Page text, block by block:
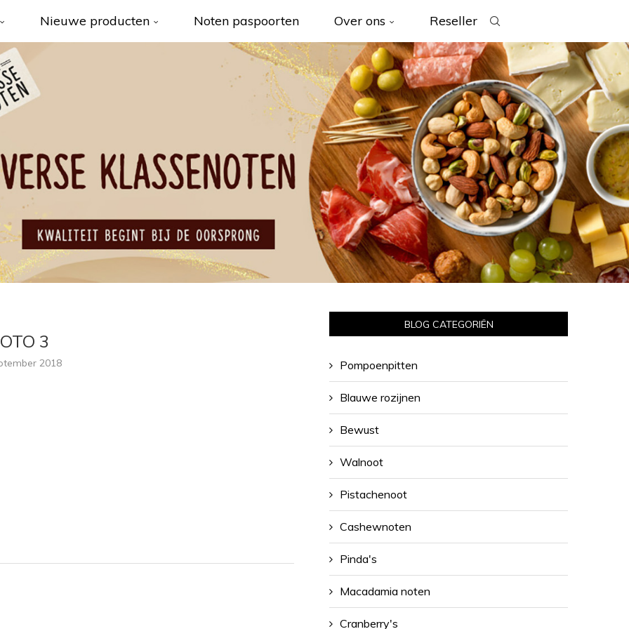
Nieuwe producten Noten paspoorten Over ons Reseller
3
2018
BLOG CATEGORIËN
Pompoenpitten
Blauwe rozijnen
Bewust
Walnoot
Pistachenoot
Cashewnoten
Pinda's
Macadamia noten
Cranberry's